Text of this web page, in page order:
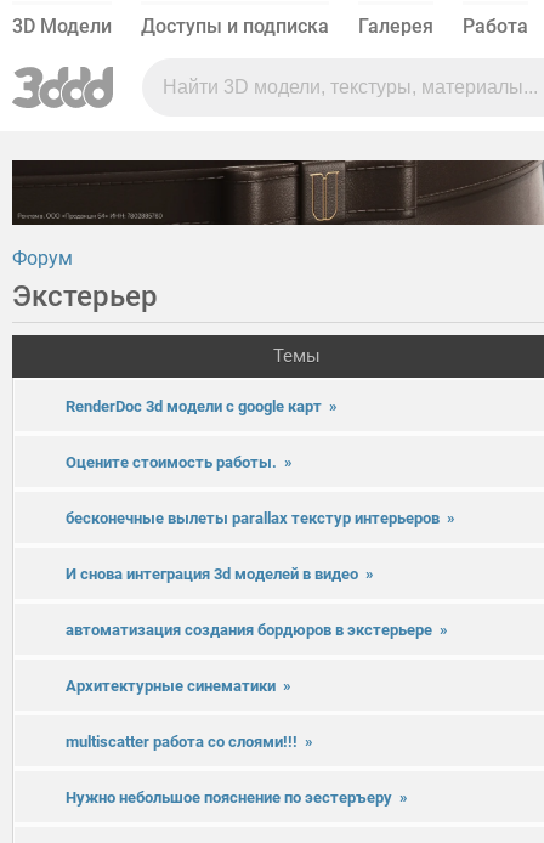
3D Модели Доступы и подписка Галерея Работа
Форум
Экстерьер
Темы
RenderDoc 3d модели с google карт »
Оцените стоимость работы. »
бесконечные вылеты parallax текстур интерьеров »
И снова интеграция 3d моделей в видео »
автоматизация создания бордюров в экстерьере »
Архитектурные синематики »
multiscatter работа со слоями!!! »
Нужно небольшое пояснение по эестеръеру »